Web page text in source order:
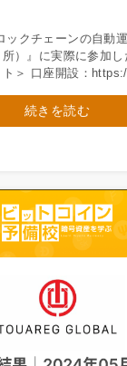
クチェーンの自動
所）』に実際に参加
＞ 口座開設：
続きを読む